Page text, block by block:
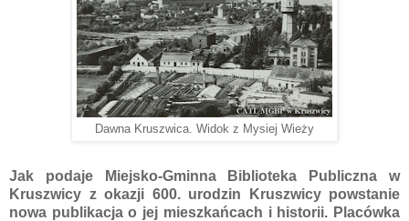
Dawna Kruszwica. Widok z Mysiej Wieży
Jak podaje Miejsko-Gminna Biblioteka Publiczna w
Kruszwicy z okazji 600. urodzin Kruszwicy powstanie
nowa publikacja o jej mieszkańcach i historii. Placówka